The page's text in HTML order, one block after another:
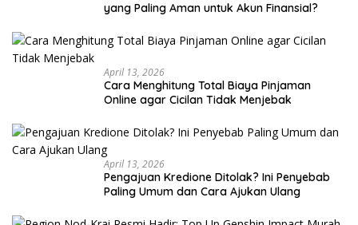
yang Paling Aman untuk Akun Finansial?
April 13, 2026
Cara Menghitung Total Biaya Pinjaman
Online agar Cicilan Tidak Menjebak
April 13, 2026
Pengajuan Kredione Ditolak? Ini Penyebab
Paling Umum dan Cara Ajukan Ulang